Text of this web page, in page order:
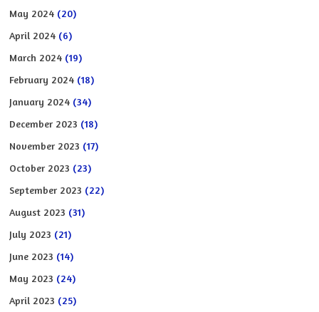
May 2024 (20)
April 2024 (6)
March 2024 (19)
February 2024 (18)
January 2024 (34)
December 2023 (18)
November 2023 (17)
October 2023 (23)
September 2023 (22)
August 2023 (31)
July 2023 (21)
June 2023 (14)
May 2023 (24)
April 2023 (25)